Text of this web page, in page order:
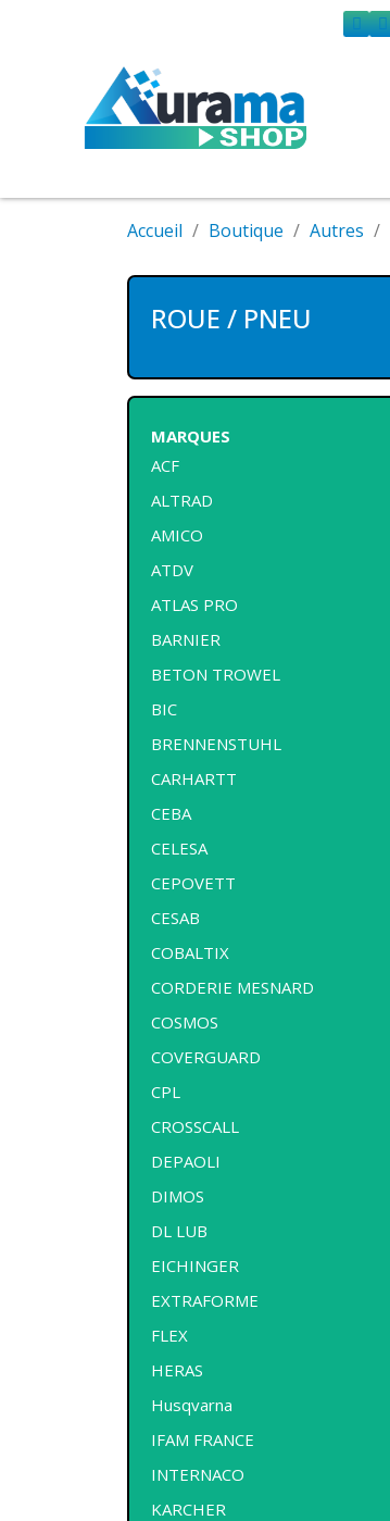
Accueil Boutique Autres
ROUE / PNEU
MARQUES
ACF
ALTRAD
AMICO
ATDV
ATLAS PRO
BARNIER
BETON TROWEL
BIC
BRENNENSTUHL
CARHARTT
CEBA
CELESA
CEPOVETT
CESAB
COBALTIX
CORDERIE MESNARD
COSMOS
COVERGUARD
CPL
CROSSCALL
DEPAOLI
DIMOS
DL LUB
EICHINGER
EXTRAFORME
FLEX
HERAS
Husqvarna
IFAM FRANCE
INTERNACO
KARCHER